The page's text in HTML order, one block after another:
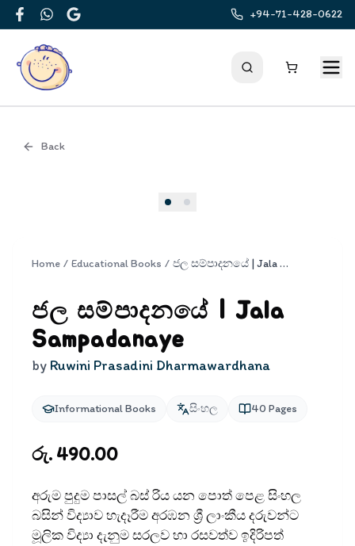
FacebookWhatsApp
Google
+94-71-428-0622
Back
Home / Educational Books / ජල සම්පාදනයේ | Jala Sampadanaye
ජල සම්පාදනයේ | Jala
Sampadanaye
by Ruwini Prasadini Dharmawardhana
Informational Books සිංහල 40 Pages
රු. 490.00
අරුම පුදුම පාසල් බස් රිය යන පොත් පෙළ සිංහල
බසින් විද්‍යාව හැදෑරීම අරඹන ශ්‍රී ලාංකීය දරුවන්ට
මූලික විද්‍යා දැනුම සරලව හා රසවත්ව ඉදිරිපත්